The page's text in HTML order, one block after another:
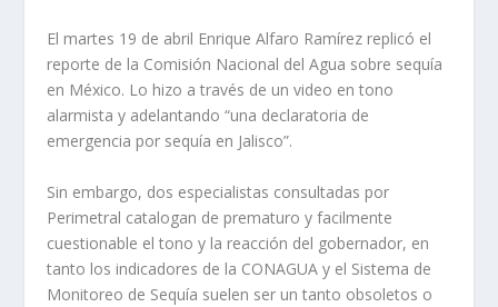
El martes 19 de abril Enrique Alfaro Ramírez replicó el
reporte de la Comisión Nacional del Agua sobre sequía
en México. Lo hizo a través de un video en tono
alarmista y adelantando “una declaratoria de
emergencia por sequía en Jalisco”.
Sin embargo, dos especialistas consultadas por
Perimetral catalogan de prematuro y facilmente
cuestionable el tono y la reacción del gobernador, en
tanto los indicadores de la CONAGUA y el Sistema de
Monitoreo de Sequía suelen ser un tanto obsoletos o